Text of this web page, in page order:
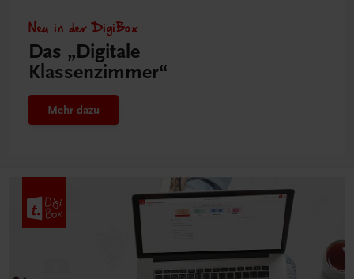
Neu in der DigiBox
Das „Digitale
Klassenzimmer“
Mehr dazu